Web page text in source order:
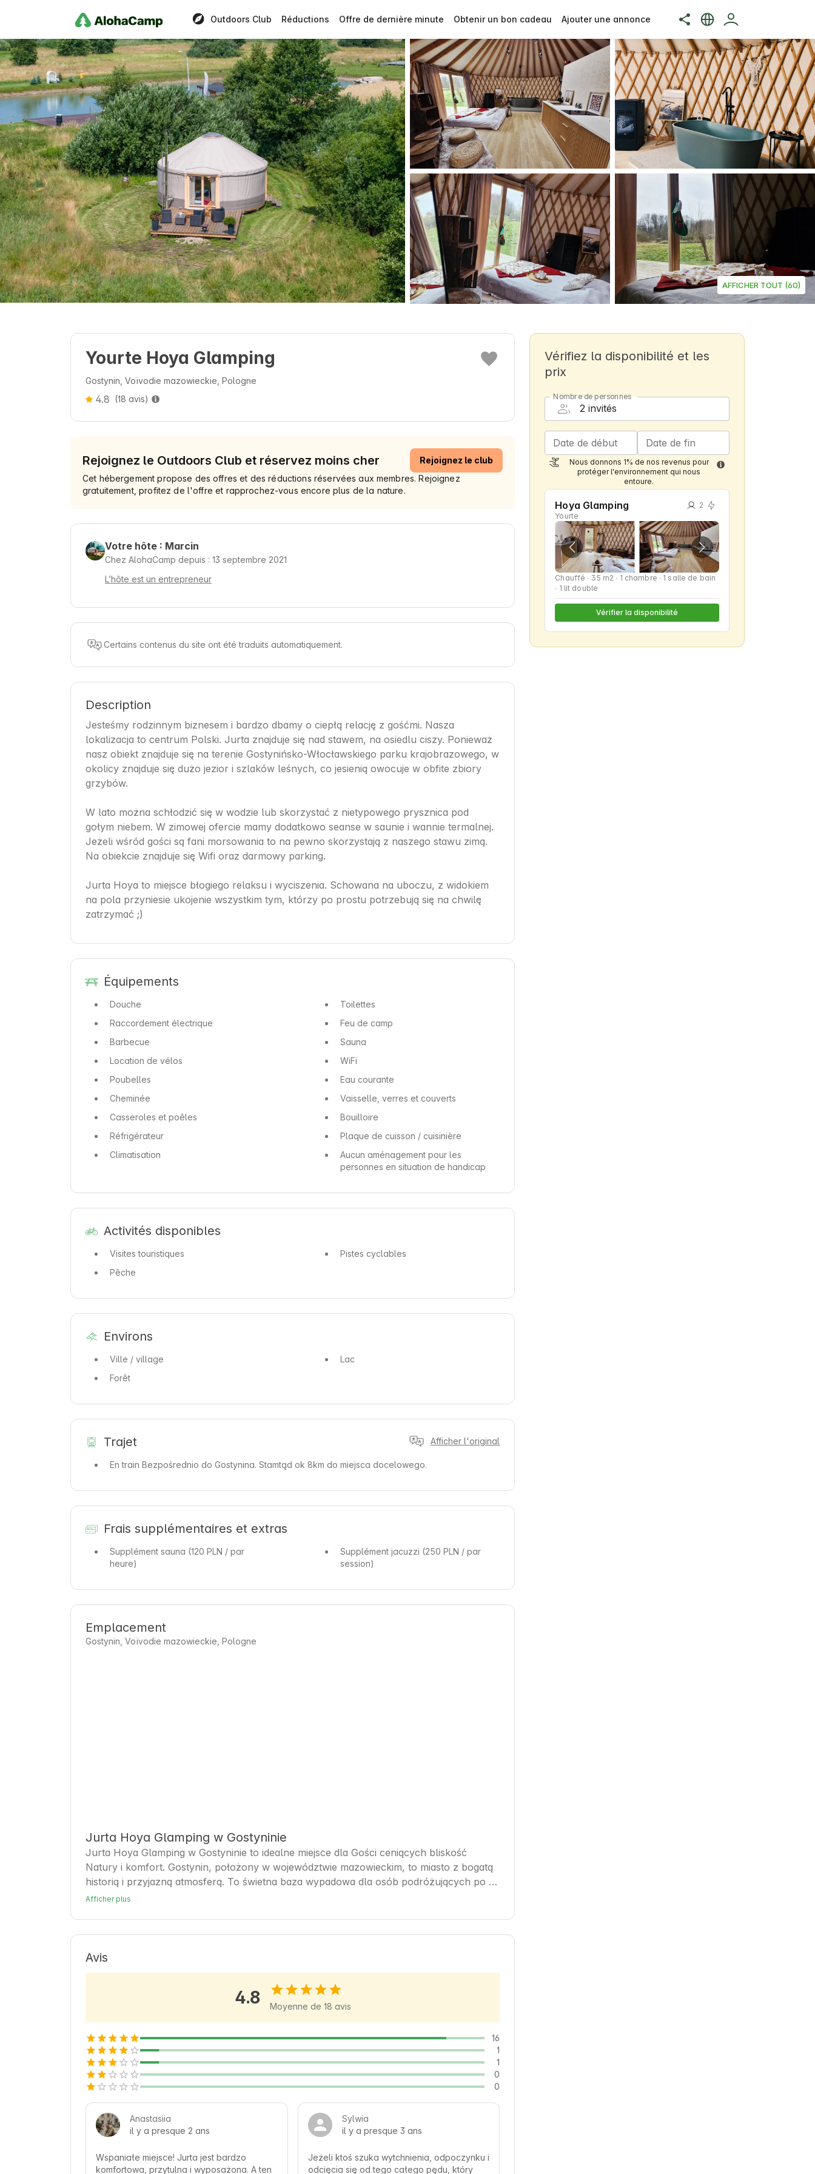
Outdoors Club Réductions Offre de dernière minute Obtenir un bon cadeau Ajouter une annonce
AFFICHER TOUT (60)
Yourte Hoya Glamping
Gostynin, Voïvodie mazowieckie, Pologne
4.8 (18 avis)
Rejoignez le Outdoors Club et réservez moins cher
Rejoignez le club
Cet hébergement propose des offres et des réductions réservées aux membres. Rejoignez
gratuitement, profitez de l'offre et rapprochez-vous encore plus de la nature.
Votre hôte : Marcin
Chez AlohaCamp depuis : 13 septembre 2021
L’hôte est un entrepreneur
Certains contenus du site ont été traduits automatiquement.
Description
Jesteśmy rodzinnym biznesem i bardzo dbamy o ciepłą relację z gośćmi. Nasza
lokalizacja to centrum Polski. Jurta znajduje się nad stawem, na osiedlu ciszy. Ponieważ
nasz obiekt znajduje się na terenie Gostynińsko-Włocławskiego parku krajobrazowego, w
okolicy znajduje się dużo jezior i szlaków leśnych, co jesienią owocuje w obfite zbiory
grzybów.
W lato można schłodzić się w wodzie lub skorzystać z nietypowego prysznica pod
gołym niebem. W zimowej ofercie mamy dodatkowo seanse w saunie i wannie termalnej.
Jeżeli wśród gości są fani morsowania to na pewno skorzystają z naszego stawu zimą.
Na obiekcie znajduje się Wifi oraz darmowy parking.
Jurta Hoya to miejsce błogiego relaksu i wyciszenia. Schowana na uboczu, z widokiem
na pola przyniesie ukojenie wszystkim tym, którzy po prostu potrzebują się na chwilę
zatrzymać ;)
Équipements
Douche
Toilettes
Raccordement électrique
Feu de camp
Barbecue
Sauna
Location de vélos
WiFi
Poubelles
Eau courante
Cheminée
Vaisselle, verres et couverts
Casseroles et poêles
Bouilloire
Réfrigérateur
Plaque de cuisson / cuisinière
Climatisation
Aucun aménagement pour les
personnes en situation de handicap
Activités disponibles
Visites touristiques
Pistes cyclables
Pêche
Environs
Ville / village
Lac
Forêt
Trajet Afficher l'original
En train Bezpośrednio do Gostynina. Stamtąd ok 8km do miejsca docelowego.
Frais supplémentaires et extras
Supplément sauna (120 PLN / par
heure)
Supplément jacuzzi (250 PLN / par
session)
Emplacement
Gostynin, Voïvodie mazowieckie, Pologne
Jurta Hoya Glamping w Gostyninie
Jurta Hoya Glamping w Gostyninie to idealne miejsce dla Gości ceniących bliskość
Natury i komfort. Gostynin, położony w województwie mazowieckim, to miasto z bogatą
historią i przyjazną atmosferą. To świetna baza wypadowa dla osób podróżujących po
regionie, oferująca różnorodne atrakcje turystyczne i rekreacyjne. Goście mogą liczyć na
Afficher plus
Avis
4.8 Moyenne de 18 avis
16
1
1
0
0
Anastasiia
il y a presque 2 ans
Wspaniałe miejsce! Jurta jest bardzo
komfortowa, przytulna i wyposażona. A ten
Sylwia
il y a presque 3 ans
Jeżeli ktoś szuka wytchnienia, odpoczynku i
odcięcia się od tego całego pędu, który
Vérifiez la disponibilité et les
prix
Nombre de personnes
Date de début Date de fin
Nous donnons 1% de nos revenus pour
protéger l'environnement qui nous
entoure.
Hoya Glamping
Yourte
2
Chauffé ∙ 35 m2 ∙ 1 chambre ∙ 1 salle de bain
∙ 1 lit double
Vérifier la disponibilité